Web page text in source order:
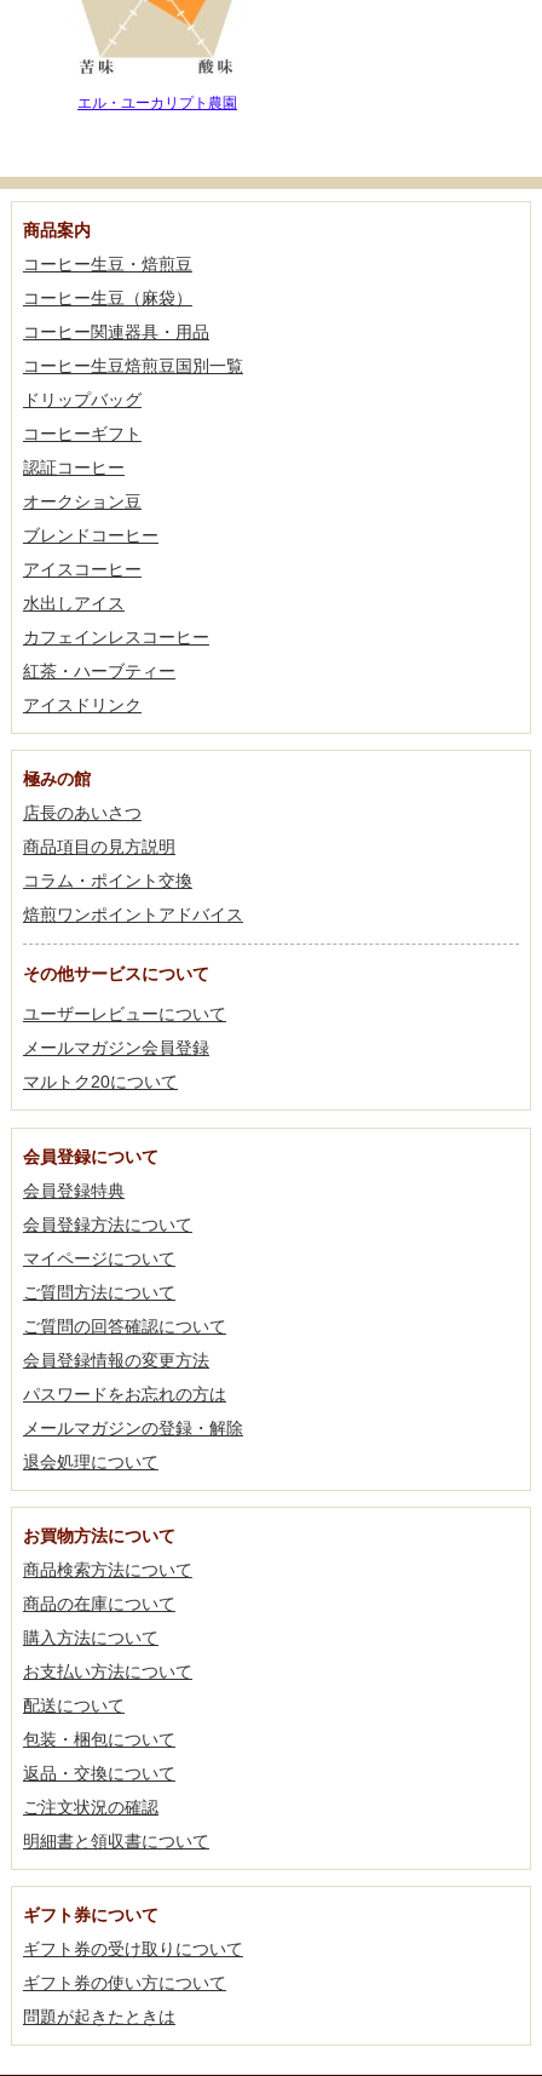
エル・ユーカリプト農園
商品案内
コーヒー生豆・焙煎豆
コーヒー生豆（麻袋）
コーヒー関連器具・用品
コーヒー生豆焙煎豆国別一覧
ドリップバッグ
コーヒーギフト
認証コーヒー
オークション豆
ブレンドコーヒー
アイスコーヒー
水出しアイス
カフェインレスコーヒー
紅茶・ハーブティー
アイスドリンク
極みの館
店長のあいさつ
商品項目の見方説明
コラム・ポイント交換
焙煎ワンポイントアドバイス
その他サービスについて
ユーザーレビューについて
メールマガジン会員登録
マルトク20について
会員登録について
会員登録特典
会員登録方法について
マイページについて
ご質問方法について
ご質問の回答確認について
会員登録情報の変更方法
パスワードをお忘れの方は
メールマガジンの登録・解除
退会処理について
お買物方法について
商品検索方法について
商品の在庫について
購入方法について
お支払い方法について
配送について
包装・梱包について
返品・交換について
ご注文状況の確認
明細書と領収書について
ギフト券について
ギフト券の受け取りについて
ギフト券の使い方について
問題が起きたときは